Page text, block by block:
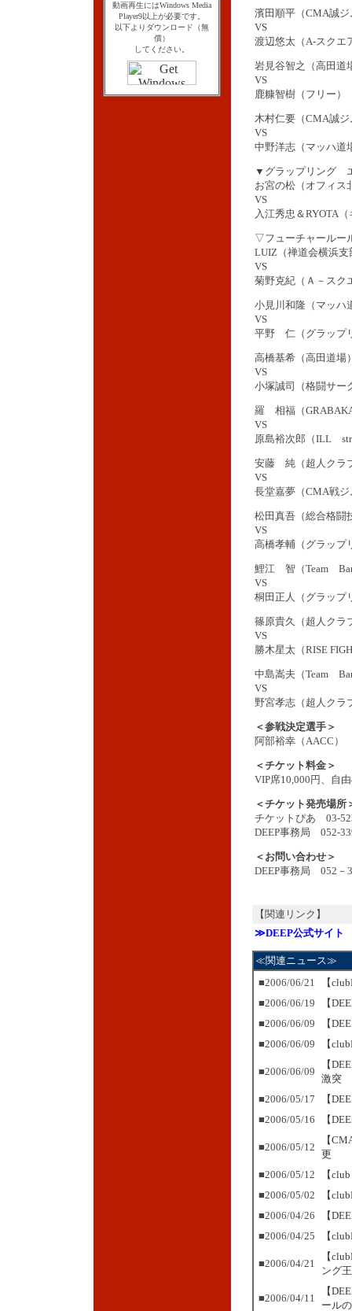
動画再生にはWindows Media
Player9以上が必要です。
以下よりダウンロード（無
償）
してください。
濱田順平（CMA誠ジ
VS
渡辺悠太（A-スクエ
岩見谷智之（高田道
VS
鹿糠智樹（フリー）
木村仁要（CMA誠ジ
VS
中野洋志（マッハ道
▼グラップリング
お宮の松（オフィス
VS
入江秀忠＆RYOTA
▽フューチャールー
LUIZ（禅道会横浜支
VS
菊野克紀（Ａ－スク
小見川和隆（マッハ
VS
平野 仁（グラップ
高橋基希（高田道場
VS
小塚誠司（格闘サー
羅 相福（
VS
原島裕次郎（ILL
安藤 純（超人クラ
VS
長堂嘉夢（CMA戦ジ
松田真吾（総合格闘
VS
高橋孝輔（グラップ
鯉江 智（Team
VS
桐田正人（グラップ
篠原貴久（超人クラ
VS
勝木星太（RISE
中島嵩夫（Team
VS
野宮孝志（超人クラ
＜参戦決定選手＞
阿部裕幸（AACC）
＜チケット料金＞
VIP席10,000円、自
＜チケット発売場所
チケットぴあ 03-
DEEP事務局 052-
＜お問い合わせ＞
DEEP事務局 052－
【関連リンク】
≫DEEP公式サイト
≪関連ニュース≫
■2006/06/21
【
■2006/06/19
【
■2006/06/09
【
■2006/06/09
【
■2006/06/09
【
激突
■2006/05/17
【
■2006/05/16
【
■2006/05/12
【
更
■2006/05/12
【
■2006/05/02
【
■2006/04/26
【
■2006/04/25
【
■2006/04/21
【
ング
■2006/04/11
【
ール